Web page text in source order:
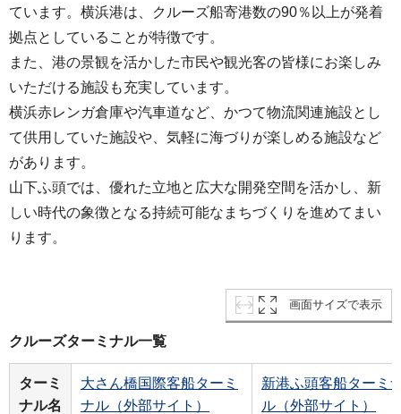
ています。横浜港は、クルーズ船寄港数の90％以上が発着
拠点としていることが特徴です。
また、港の景観を活かした市民や観光客の皆様にお楽しみ
いただける施設も充実しています。
横浜赤レンガ倉庫や汽車道など、かつて物流関連施設とし
て供用していた施設や、気軽に海づりが楽しめる施設など
があります。
山下ふ頭では、優れた立地と広大な開発空間を活かし、新
しい時代の象徴となる持続可能なまちづくりを進めてまい
ります。
画面サイズで表示
クルーズターミナル一覧
ターミ
ナル名
大さん橋国際客船ターミ
ナル（外部サイト）
新港ふ頭客船ターミ
ル（外部サイト）